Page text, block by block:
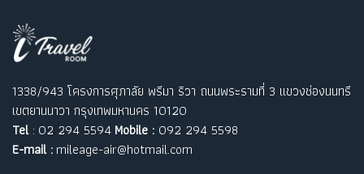
1338/943 โครงการศุภาลัย พรีมา ริวา ถนนพระรามที่ 3 แขวงช่องนนทรี
เขตยานนาวา กรุงเทพมหานคร 10120
Tel: 02 294 5594 Mobile : 092 294 5598
E-mail : mileage-air@hotmail.com